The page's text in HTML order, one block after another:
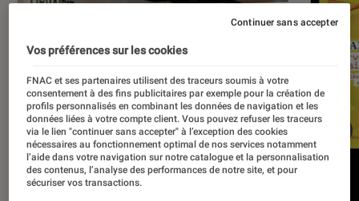
Vos préférences sur les cookies
FNAC et ses partenaires utilisent des traceurs soumis à votre
consentement à des fins publicitaires par exemple pour la création de
profils personnalisés en combinant les données de navigation et les
données liées à votre compte client. Vous pouvez refuser les traceurs
via le lien "continuer sans accepter" à l’exception des cookies
nécessaires au fonctionnement optimal de nos services notamment
l’aide dans votre navigation sur notre catalogue et la personnalisation
des contenus, l’analyse des performances de notre site, et pour
sécuriser vos transactions.
Continuer sans accepter